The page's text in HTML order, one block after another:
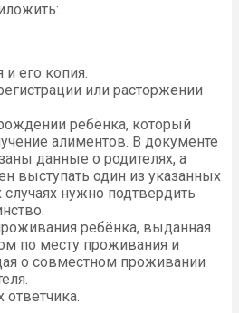
и его копия.
или расторжении
ребёнка, который
алиментов. В документе
данные о родителях, а
выступать один из указанных
нужно подтвердить
ребёнка, выданная
по месту проживания и
о совместном проживании
ответчика.